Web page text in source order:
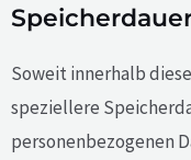
Soweit innerhalb
speziellere
personenbezogenen